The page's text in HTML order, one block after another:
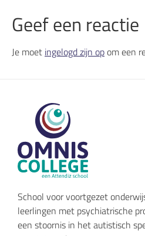
Geef een reactie
Je moet ingelogd zijn opom een
School voor voortgezet
leerlingen met psychiatrische
een stoornis in het autistisch